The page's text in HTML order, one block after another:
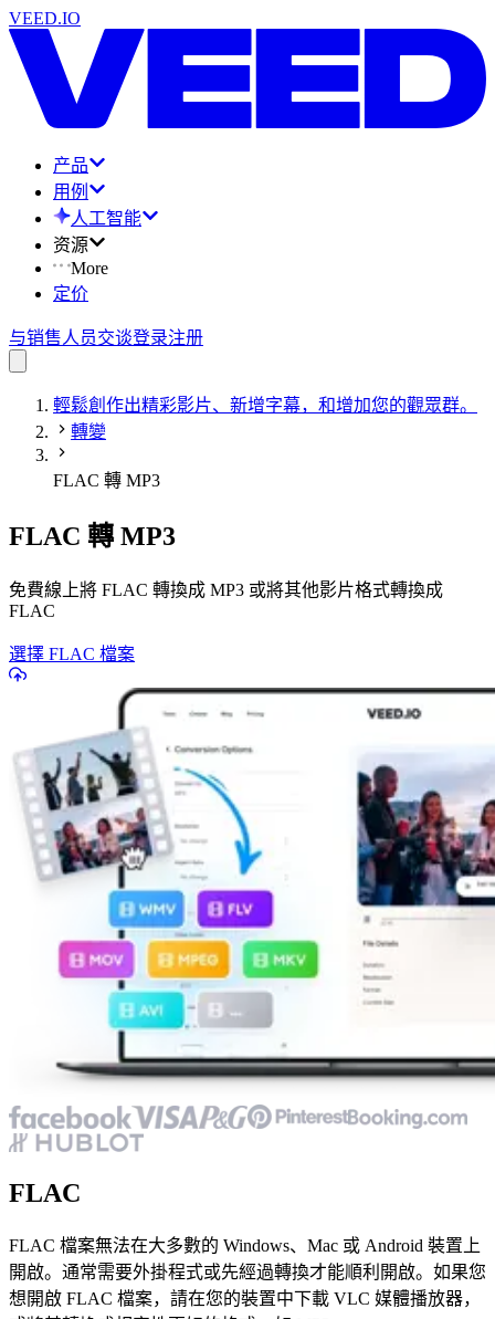
VEED.IO
产品
用例
人工智能
资源
More
定价
与销售人员交谈登录注册
輕鬆創作出精彩影片、新增字幕，和增加您的觀眾群。
轉變
FLAC 轉 MP3
FLAC 轉 MP3
免費線上將 FLAC 轉換成 MP3 或將其他影片格式轉換成
FLAC
選擇 FLAC 檔案
FLAC
FLAC 檔案無法在大多數的 Windows、Mac 或 Android 裝置上
開啟。通常需要外掛程式或先經過轉換才能順利開啟。如果您
想開啟 FLAC 檔案，請在您的裝置中下載 VLC 媒體播放器，